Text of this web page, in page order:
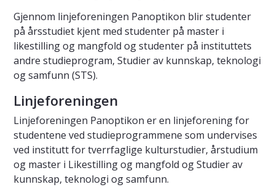
Gjennom linjeforeningen Panoptikon blir studenter
på årsstudiet kjent med studenter på master i
likestilling og mangfold og studenter på instituttets
andre studieprogram, Studier av kunnskap, teknologi
og samfunn (STS).
Linjeforeningen
Linjeforeningen Panoptikon er en linjeforening for
studentene ved studieprogrammene som undervises
ved institutt for tverrfaglige kulturstudier, årstudium
og master i Likestilling og mangfold og Studier av
kunnskap, teknologi og samfunn.